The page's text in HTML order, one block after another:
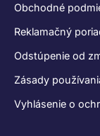
Obchodné
Reklamačný
Odstúpenie od
Zásady
Vyhlásenie o